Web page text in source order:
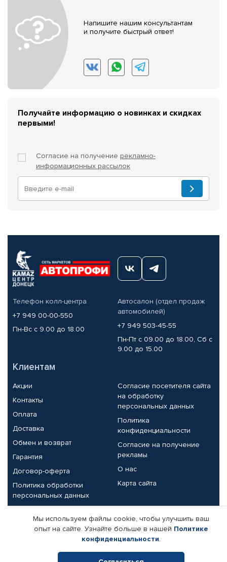
Напишите нашим консультантам
и получите быстрый ответ!
Получайте информацию о новинках и скидках
первыми!
Согласие на получение рекламно-
информационных рассылок
Телефон колл-центра
+7 949 00-00-550
Пн-Вс с 9.00 до 18.00
Автосалон (отдел продаж
автомобилей)
+7 949 503-45-55
Пн-Пт с 09.00 до 18.00, Сб с
9.00 до 15.00
Клиентам
Акции
Контакты
Оплата
Доставка
Обмен и возврат
Гарантия
Договор-оферта
Политика обработки
персональных данных
Согласие посетителя сайта
на обработку
персональных данных
Политика
конфиденциальности
Согласие на получение
рекламы
О нас
Карта сайта
Партнерам
Корпоративным клиентам
Поставщикам
Реквизиты компании
Мы используем файлы cookie, чтобы улучшить ваш
опыт на сайте. Узнайте больше в нашей Политике
конфиденциальности.